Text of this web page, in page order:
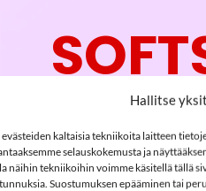
Hallitse
kaltaisia tekniikoita laitteen
selauskokemusta ja
näihin tekniikoihin voimme käsitellä tällä
Suostumuksen epääminen tai
leggingsit. Kuminauha
-
15% ALENNUS